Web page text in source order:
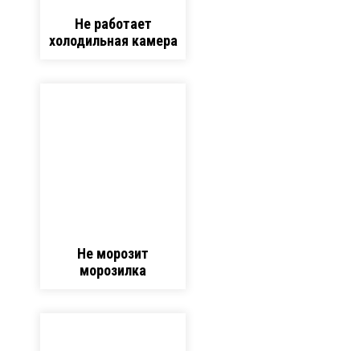
Не работает
холодильная камера
Не морозит
морозилка